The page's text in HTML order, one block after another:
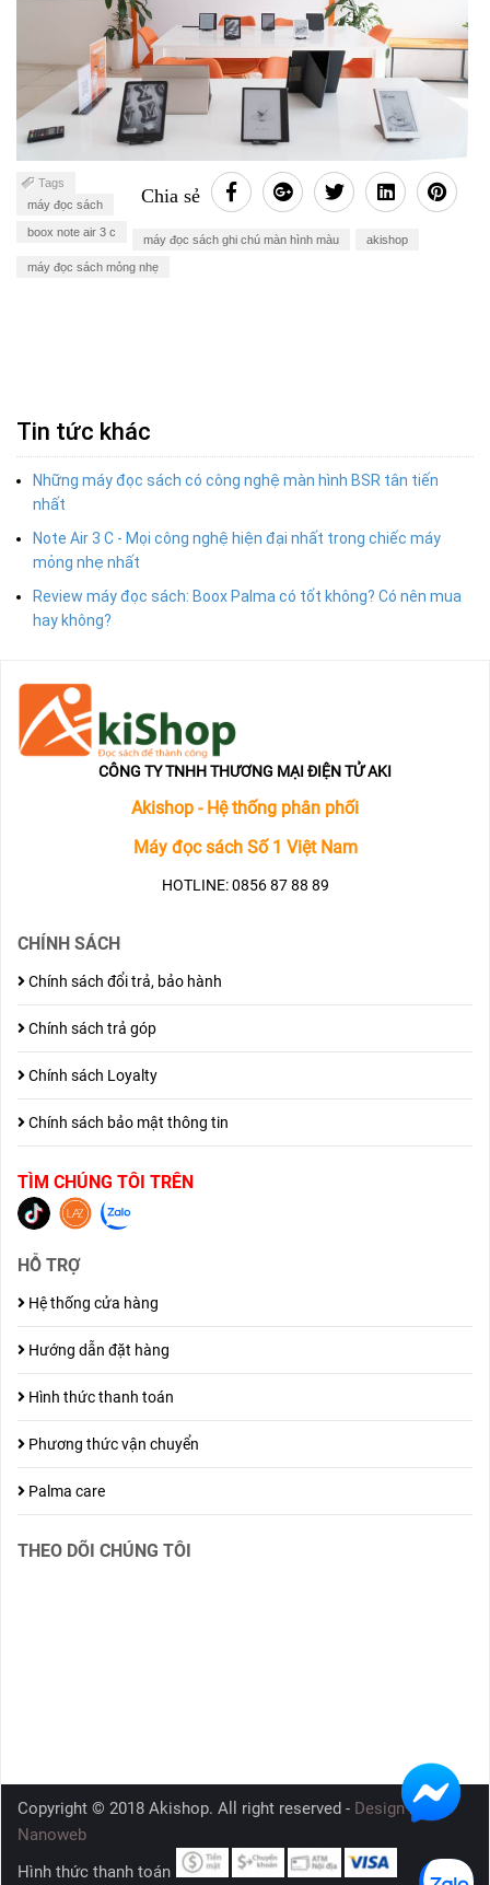
Chia sẻ
Tags
máy đọc sách
boox note air 3 c
máy đọc sách ghi chú màn hình màu akishop
máy đọc sách mỏng nhẹ
Tin tức khác
Những máy đọc sách có công nghệ màn hình BSR tân tiến
nhất
Note Air 3 C - Mọi công nghệ hiện đại nhất trong chiếc máy
mỏng nhẹ nhất
Review máy đọc sách: Boox Palma có tốt không? Có nên mua
hay không?
CÔNG TY TNHH THƯƠNG MẠI ĐIỆN TỬ AKI
Akishop - Hệ thống phân phối
Máy đọc sách Số 1 Việt Nam
HOTLINE: 0856 87 88 89
CHÍNH SÁCH
Chính sách đổi trả, bảo hành
Chính sách trả góp
Chính sách Loyalty
Chính sách bảo mật thông tin
TÌM CHÚNG TÔI TRÊN
HỖ TRỢ
Hệ thống cửa hàng
Hướng dẫn đặt hàng
Hình thức thanh toán
Phương thức vận chuyển
Palma care
THEO DÕI CHÚNG TÔI
Copyright © 2018 Akishop. All right reserved - Design by
Nanoweb
Hình thức thanh toán